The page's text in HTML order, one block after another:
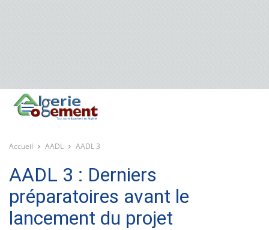
Accueil AADL AADL 3
AADL 3 : Derniers
préparatoires avant le
lancement du projet